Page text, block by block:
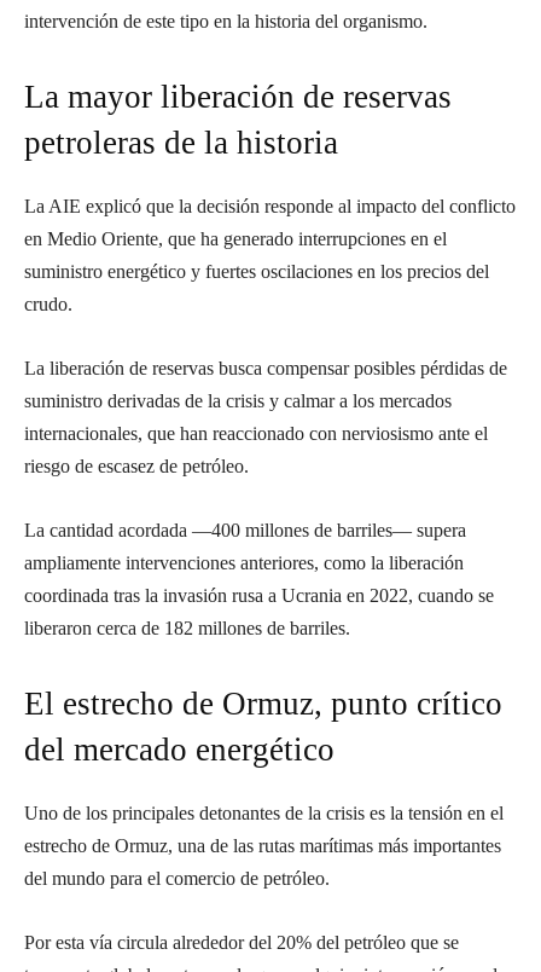
intervención de este tipo en la historia del organismo.
La mayor liberación de reservas
petroleras de la historia
La AIE explicó que la decisión responde al impacto del conflicto
en Medio Oriente, que ha generado interrupciones en el
suministro energético y fuertes oscilaciones en los precios del
crudo.
La liberación de reservas busca compensar posibles pérdidas de
suministro derivadas de la crisis y calmar a los mercados
internacionales, que han reaccionado con nerviosismo ante el
riesgo de escasez de petróleo.
La cantidad acordada —400 millones de barriles— supera
ampliamente intervenciones anteriores, como la liberación
coordinada tras la invasión rusa a Ucrania en 2022, cuando se
liberaron cerca de 182 millones de barriles.
El estrecho de Ormuz, punto crítico
del mercado energético
Uno de los principales detonantes de la crisis es la tensión en el
estrecho de Ormuz, una de las rutas marítimas más importantes
del mundo para el comercio de petróleo.
Por esta vía circula alrededor del 20% del petróleo que se